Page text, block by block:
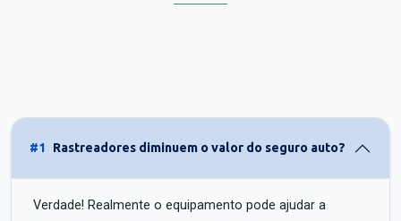
#1 Rastreadores diminuem o valor do seguro auto?
Verdade! Realmente o equipamento pode ajudar a